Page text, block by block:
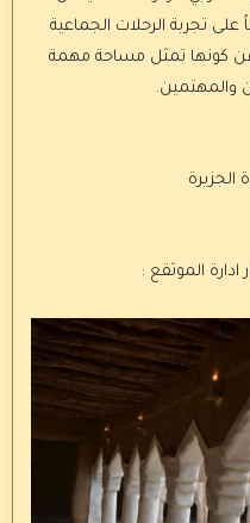
على تجربة الرحلات الجماعية
فن كونها تمثل مساحة مهمة
والمهتمين.
الجزيرة
ادارة الموثقع :